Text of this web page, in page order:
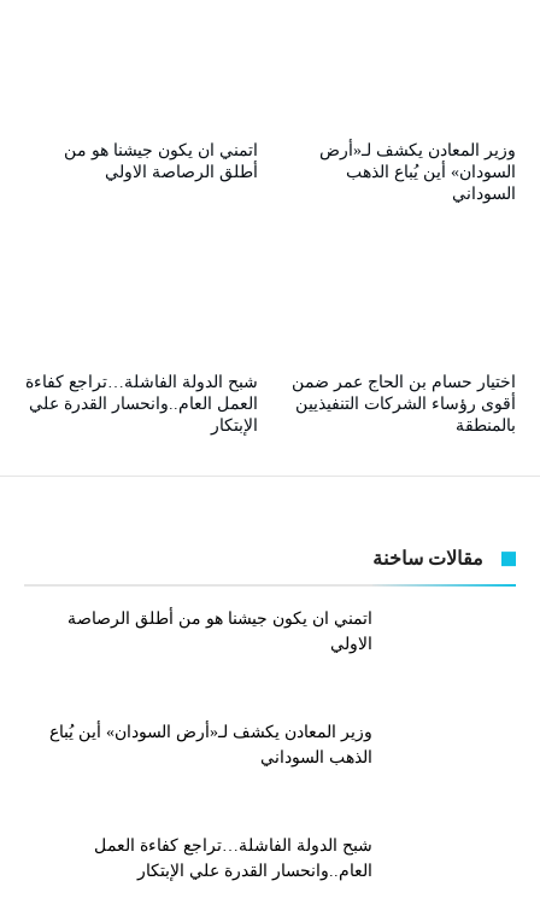
اتمني ان يكون جيشنا هو من
أطلق الرصاصة الاولي
وزير المعادن يكشف لـ«أرض
السودان» أين يُباع الذهب
السوداني
شبح الدولة الفاشلة…تراجع كفاءة
العمل العام..وانحسار القدرة علي
الإبتكار
اختيار حسام بن الحاج عمر ضمن
أقوى رؤساء الشركات التنفيذيين
بالمنطقة
مقالات ساخنة
اتمني ان يكون جيشنا هو من أطلق الرصاصة
الاولي
وزير المعادن يكشف لـ«أرض السودان» أين يُباع
الذهب السوداني
شبح الدولة الفاشلة…تراجع كفاءة العمل
العام..وانحسار القدرة علي الإبتكار